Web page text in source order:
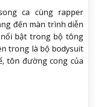
ca cùng rapper
đến màn trình diễn
bật trong bộ tông
trong là bộ bodysuit
tôn đường cong của